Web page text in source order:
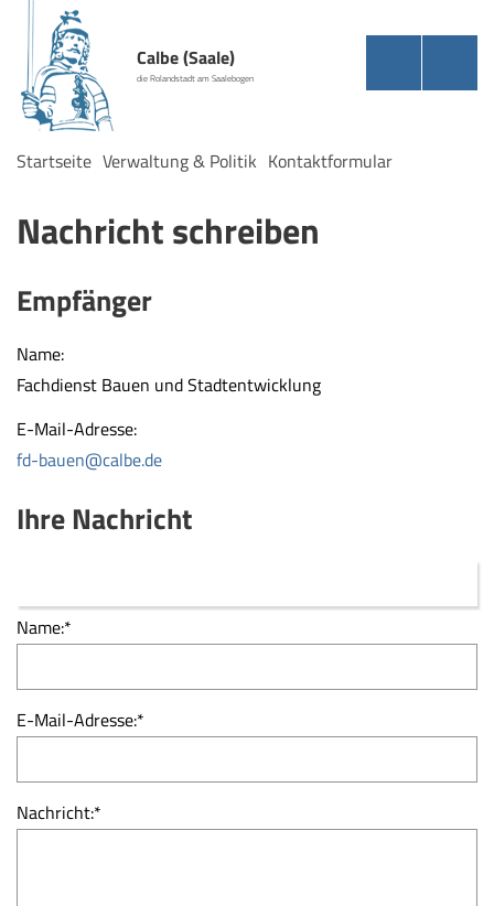
Calbe (Saale)
die Rolandstadt am Saalebogen
Startseite Verwaltung & Politik Kontaktformular
Nachricht schreiben
Empfänger
Name:
Fachdienst Bauen und Stadtentwicklung
E-Mail-Adresse:
fd-bauen@calbe.de
Ihre Nachricht
Name:*
E-Mail-Adresse:*
Nachricht:*